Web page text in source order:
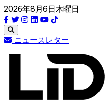
2026年8月6日木曜日
ニュースレター